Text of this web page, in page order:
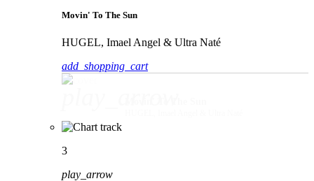
Movin' To The Sun
HUGEL, Imael Angel & Ultra Naté
add_shopping_cart
3
play_arrow